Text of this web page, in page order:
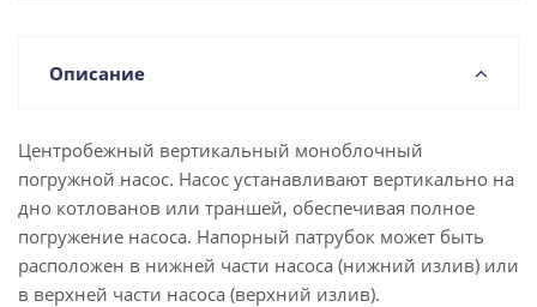
Описание
Центробежный вертикальный моноблочный
погружной насос. Насос устанавливают вертикально на
дно котлованов или траншей, обеспечивая полное
погружение насоса. Напорный патрубок может быть
расположен в нижней части насоса (нижний излив) или
в верхней части насоса (верхний излив).